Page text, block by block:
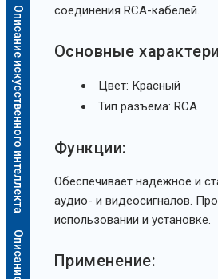
Описание искусственного интеллекта
соединения RCA-кабелей.
Основные
Цвет: Красный
Тип разъема: RCA
Функции:
Обеспечивает надежное и
аудио- и видеосигналов.
использовании и установке.
Применение: